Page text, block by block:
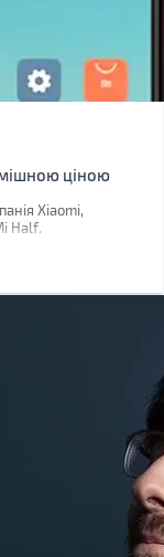
ціною
Xiaomi,
Half.